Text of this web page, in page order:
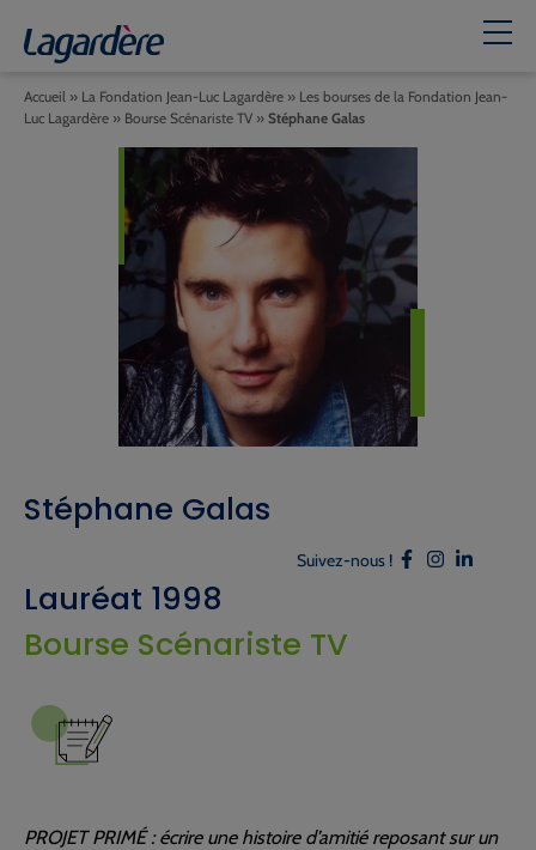
Stéphane Galas
Accueil » La Fondation Jean-Luc Lagardère » Les bourses de la Fondation Jean-
Luc Lagardère » Bourse Scénariste TV » Stéphane Galas
Suivez-nous !
Lauréat 1998
Bourse Scénariste TV
PROJET PRIMÉ : écrire une histoire d’amitié reposant sur un